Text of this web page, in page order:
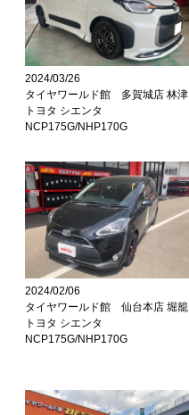
2024/03/26
タイヤワールド館 多賀城店 林津
トヨタ シエンタ
NCP175G/NHP170G
2024/02/06
タイヤワールド館 仙台本店 堀籠
トヨタ シエンタ
NCP175G/NHP170G